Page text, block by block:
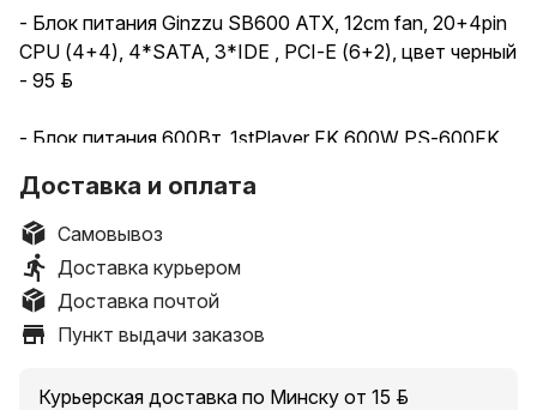
- Блок питания Ginzzu SB600 ATX, 12cm fan, 20+4pin
CPU (4+4), 4*SATA, 3*IDE , PCI-E (6+2), цвет черный
- 95 руб.
- Блок питания 600Вт, 1stPlayer FK 600W PS-600FK,
Блок питания 650Вт, 1stPlayer FK 650W PS-650FK,
85%, APFC, ATX
- Блок питания 700Вт, 1stPlayer FK 700W PS-700FK,
85%, APFC, ATX
- Блок питания 750Вт, 1stPlayer FK 750W PS-750FK,
Доставка и оплата
Самовывоз
Доставка курьером
Доставка почтой
Пункт выдачи заказов
Курьерская доставка по Минску от 15 руб.